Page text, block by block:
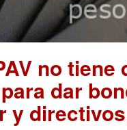
no
dar
y directivos